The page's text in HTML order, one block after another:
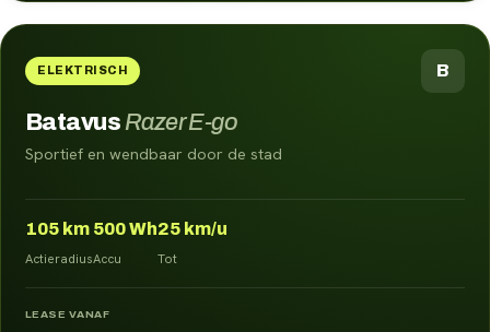
ELEKTRISCH B
BatavusRazer E-go
Sportief en wendbaar door de stad
105 km
Actieradius
500Wh
Accu
25 km/u
Tot
LEASE VANAF